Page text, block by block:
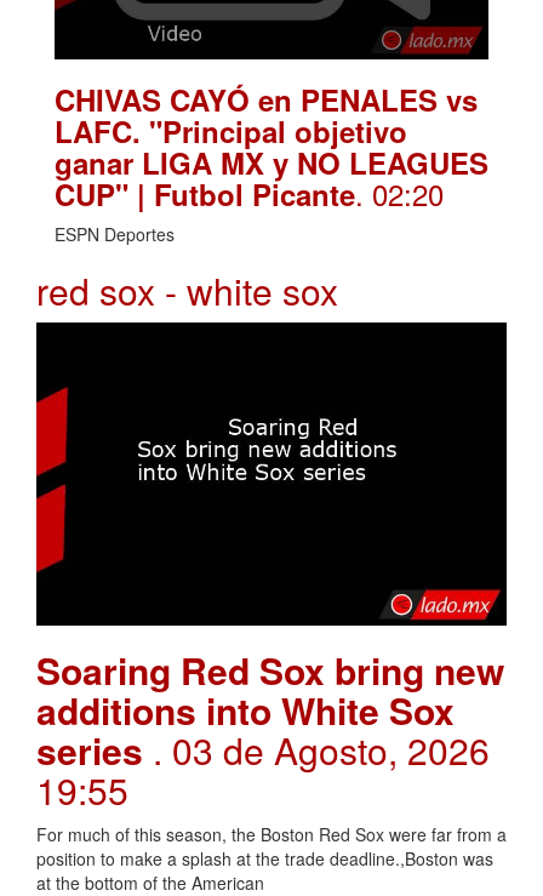
CHIVAS CAYÓ en PENALES vs
LAFC. "Principal objetivo
ganar LIGA MX y NO LEAGUES
CUP" | Futbol Picante. 02:20
ESPN Deportes
red sox - white sox
Soaring Red Sox bring new
additions into White Sox
series . 03 de Agosto, 2026
19:55
For much of this season, the Boston Red Sox were far from a
position to make a splash at the trade deadline.,Boston was
at the bottom of the American